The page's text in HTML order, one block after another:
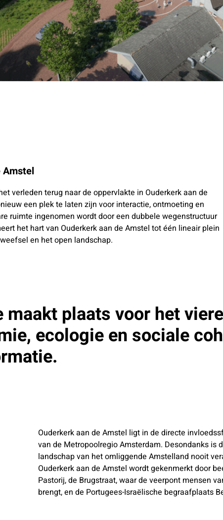
Amstel
verleden terug naar de oppervlakte in Ouderkerk aan de
een plek te laten zijn voor interactie, ontmoeting en
ruimte ingenomen wordt door een dubbele wegenstructuur
het hart van Ouderkerk aan de Amstel tot één lineair plein
en het open landschap.
plaats voor het
ecologie en sociale
Ouderkerk aan de Amstel ligt in de directe
van de Metropoolregio Amsterdam. Desondanks is
landschap van het omliggende Amstelland nooit
Ouderkerk aan de Amstel wordt gekenmerkt door
Pastorij, de Brugstraat, waar de veerpont mensen
brengt, en de Portugees-Israëlische begraafplaats